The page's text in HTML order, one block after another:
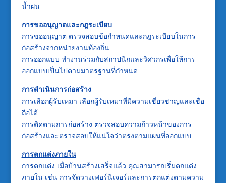
น้ำฝน
การขออนุญาตและกฎระเบียบ
การขออนุญาต ตรวจสอบข้อกำหนดและกฎระเบียบในการ
ก่อสร้างจากหน่วยงานท้องถิ่น
การออกแบบ ทำงานร่วมกับสถาปนิกและวิศวกรเพื่อให้การ
ออกแบบเป็นไปตามมาตรฐานที่กำหนด
การดำเนินการก่อสร้าง
การเลือกผู้รับเหมา เลือกผู้รับเหมาที่มีความเชี่ยวชาญและเชื่อ
ถือได้
การติดตามการก่อสร้าง ตรวจสอบความก้าวหน้าของการ
ก่อสร้างและตรวจสอบให้แน่ใจว่าตรงตามแผนที่ออกแบบ
การตกแต่งภายใน
การตกแต่ง เมื่อบ้านสร้างเสร็จแล้ว คุณสามารถเริ่มตกแต่ง
ภายใน เช่น การจัดวางเฟอร์นิเจอร์และการตกแต่งตามความ